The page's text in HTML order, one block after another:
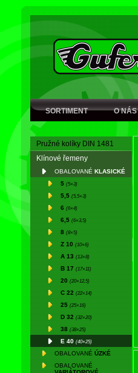
SORTIMENT O NÁS
Pružné kolíky DIN 1481
Klínové řemeny
OBALOVANÉ KLASICKÉ
5 (5×3)
5,5 (5,5×3)
6 (6×4)
6,5 (6×3,5)
8 (8×5)
Z 10 (10×6)
A 13 (13×8)
B 17 (17×11)
20 (20×12,5)
C 22 (22×14)
25 (25×16)
D 32 (32×20)
38 (38×25)
E 40 (40×25)
OBALOVANÉ ÚZKÉ
OBALOVANÉ